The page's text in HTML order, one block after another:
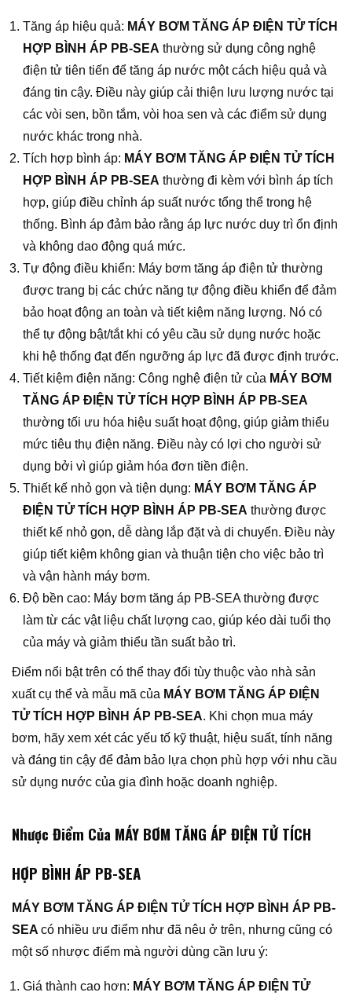
Tăng áp hiệu quả: MÁY BƠM TĂNG ÁP ĐIỆN TỬ TÍCH
HỢP BÌNH ÁP PB-SEA thường sử dụng công nghệ
điện tử tiên tiến để tăng áp nước một cách hiệu quả và
đáng tin cậy. Điều này giúp cải thiện lưu lượng nước tại
các vòi sen, bồn tắm, vòi hoa sen và các điểm sử dụng
nước khác trong nhà.
Tích hợp bình áp: MÁY BƠM TĂNG ÁP ĐIỆN TỬ TÍCH
HỢP BÌNH ÁP PB-SEA thường đi kèm với bình áp tích
hợp, giúp điều chỉnh áp suất nước tổng thể trong hệ
thống. Bình áp đảm bảo rằng áp lực nước duy trì ổn định
và không dao động quá mức.
Tự động điều khiển: Máy bơm tăng áp điện tử thường
được trang bị các chức năng tự động điều khiển để đảm
bảo hoạt động an toàn và tiết kiệm năng lượng. Nó có
thể tự động bật/tắt khi có yêu cầu sử dụng nước hoặc
khi hệ thống đạt đến ngưỡng áp lực đã được định trước.
Tiết kiệm điện năng: Công nghệ điện tử của MÁY BƠM
TĂNG ÁP ĐIỆN TỬ TÍCH HỢP BÌNH ÁP PB-SEA
thường tối ưu hóa hiệu suất hoạt động, giúp giảm thiểu
mức tiêu thụ điện năng. Điều này có lợi cho người sử
dụng bởi vì giúp giảm hóa đơn tiền điện.
Thiết kế nhỏ gọn và tiện dụng: MÁY BƠM TĂNG ÁP
ĐIỆN TỬ TÍCH HỢP BÌNH ÁP PB-SEA thường được
thiết kế nhỏ gọn, dễ dàng lắp đặt và di chuyển. Điều này
giúp tiết kiệm không gian và thuận tiện cho việc bảo trì
và vận hành máy bơm.
Độ bền cao: Máy bơm tăng áp PB-SEA thường được
làm từ các vật liệu chất lượng cao, giúp kéo dài tuổi thọ
của máy và giảm thiểu tần suất bảo trì.
Điểm nổi bật trên có thể thay đổi tùy thuộc vào nhà sản
xuất cụ thể và mẫu mã của MÁY BƠM TĂNG ÁP ĐIỆN
TỬ TÍCH HỢP BÌNH ÁP PB-SEA. Khi chọn mua máy
bơm, hãy xem xét các yếu tố kỹ thuật, hiệu suất, tính năng
và đáng tin cậy để đảm bảo lựa chọn phù hợp với nhu cầu
sử dụng nước của gia đình hoặc doanh nghiệp.
Nhược Điểm Của MÁY BƠM TĂNG ÁP ĐIỆN TỬ TÍCH
HỢP BÌNH ÁP PB-SEA
MÁY BƠM TĂNG ÁP ĐIỆN TỬ TÍCH HỢP BÌNH ÁP PB-
SEA có nhiều ưu điểm như đã nêu ở trên, nhưng cũng có
một số nhược điểm mà người dùng cần lưu ý:
Giá thành cao hơn: MÁY BƠM TĂNG ÁP ĐIỆN TỬ